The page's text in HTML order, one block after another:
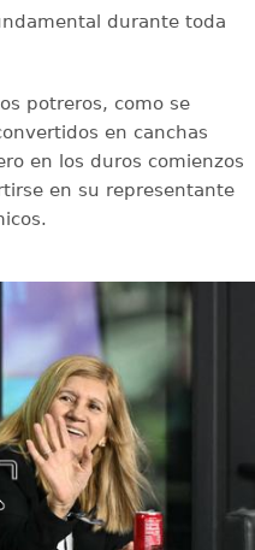
durante toda
potreros, como se
en canchas
en los duros comienzos
en su representante